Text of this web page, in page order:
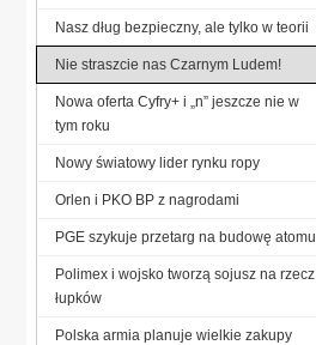
Nasz dług bezpieczny, ale tylko w teorii
Nie straszcie nas Czarnym Ludem!
Nowa oferta Cyfry+ i „n” jeszcze nie w
tym roku
Nowy światowy lider rynku ropy
Orlen i PKO BP z nagrodami
PGE szykuje przetarg na budowę atomu
Polimex i wojsko tworzą sojusz na rzecz
łupków
Polska armia planuje wielkie zakupy